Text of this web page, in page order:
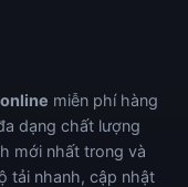
miễn phí hàng
dạng chất lượng
mới nhất trong và
tải nhanh, cập nhật